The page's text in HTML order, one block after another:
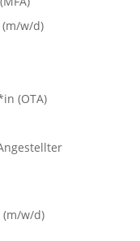
w/d)
(OTA)
(m/w/d)